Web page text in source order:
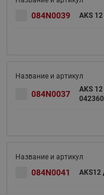
084N0039 AKS
084N0037
AKS
084N0041 AKS12